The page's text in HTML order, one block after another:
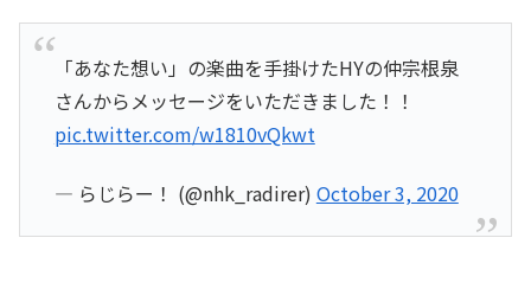
「あなた想い」の楽曲を手掛けたHYの仲宗根泉
さんからメッセージをいただきました！！
pic.twitter.com/w1810vQkwt
— らじらー！ (@nhk_radirer) October 3, 2020